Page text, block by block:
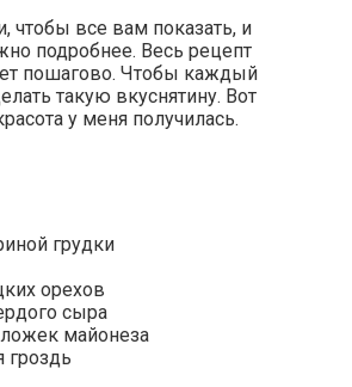
чтобы все вам показать, и
подробнее. Весь рецепт
пошагово. Чтобы каждый
такую вкуснятину. Вот
у меня получилась.
грудки
орехов
сыра
майонеза
гроздь